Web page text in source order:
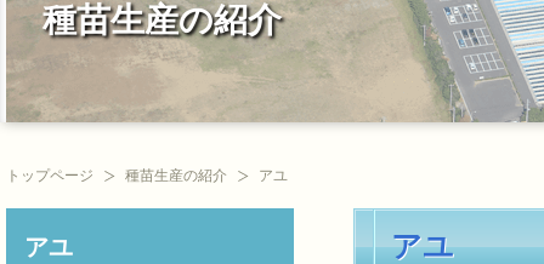
種苗生産の紹介
トップページ 種苗生産の紹介 アユ
アユ
アユ